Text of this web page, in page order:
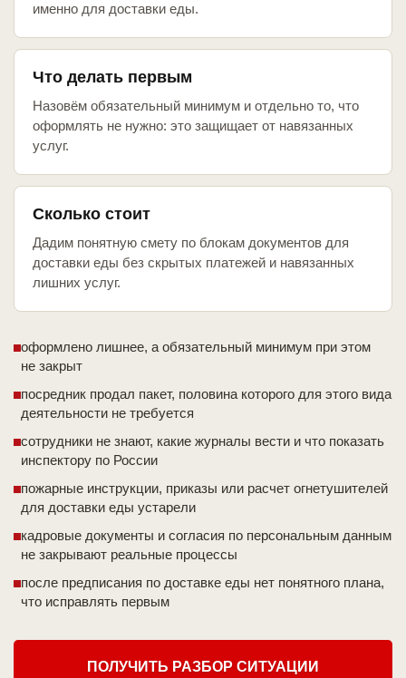
именно для доставки еды.
Что делать первым
Назовём обязательный минимум и отдельно то, что
оформлять не нужно: это защищает от навязанных
услуг.
Сколько стоит
Дадим понятную смету по блокам документов для
доставки еды без скрытых платежей и навязанных
лишних услуг.
оформлено лишнее, а обязательный минимум при этом
не закрыт
посредник продал пакет, половина которого для этого вида
деятельности не требуется
сотрудники не знают, какие журналы вести и что показать
инспектору по России
пожарные инструкции, приказы или расчет огнетушителей
для доставки еды устарели
кадровые документы и согласия по персональным данным
не закрывают реальные процессы
после предписания по доставке еды нет понятного плана,
что исправлять первым
ПОЛУЧИТЬ РАЗБОР СИТУАЦИИ